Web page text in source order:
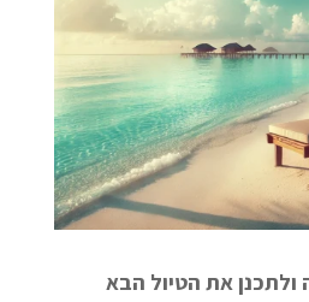
ולתכנן את הטיול הבא